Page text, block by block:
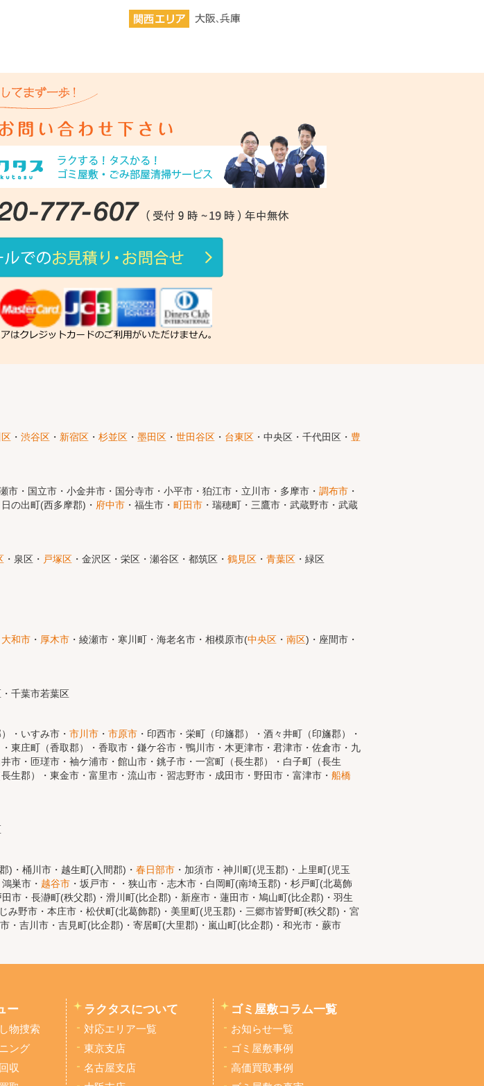
・ 渋谷区 ・ 新宿区 ・ 杉並区 ・ 墨田区 ・ 世田谷区 ・ 台東区 ・中央区・千代田区・ 豊
・国立市・小金井市・国分寺市・小平市・狛江市・立川市・多摩市・ 調布市 ・
の出町(西多摩郡)・ 府中市 ・福生市・ 町田市 ・瑞穂町・三鷹市・武蔵野市・武蔵
・泉区・ 戸塚区 ・金沢区・栄区・瀬谷区・都筑区・ 鶴見区 ・ 青葉区 ・緑区
大和市 ・ 厚木市 ・綾瀬市・寒川町・海老名市・相模原市(中央区 ・ 南区)・座間市・
千葉市若葉区
・いすみ市・ 市川市 ・ 市原市 ・印西市・栄町（印旛郡）・酒々井町（印旛郡）・
東庄町（香取郡）・香取市・鎌ケ谷市・鴨川市・木更津市・君津市・佐倉市・九
市・匝瑳市・袖ケ浦市・館山市・銚子市・一宮町（長生郡）・白子町（長生
郡）・東金市・富里市・流山市・習志野市・成田市・野田市・富津市・ 船橋
)・桶川市・越生町(入間郡)・ 春日部市 ・加須市・神川町(児玉郡)・上里町(児玉
巣市・ 越谷市 ・坂戸市・・狭山市・志木市・白岡町(南埼玉郡)・杉戸町(北葛飾
田市・長瀞町(秩父郡)・滑川町(比企郡)・新座市・蓮田市・鳩山町(比企郡)・羽生
野市・本庄市・松伏町(北葛飾郡)・美里町(児玉郡)・三郷市皆野町(秩父郡)・宮
吉川市・吉見町(比企郡)・寄居町(大里郡)・嵐山町(比企郡)・和光市・蕨市
ー
物捜索
ング
収
ラクタスについて
対応エリア一覧
東京支店
名古屋支店
ゴミ屋敷コラム一覧
お知らせ一覧
ゴミ屋敷事例
高価買取事例